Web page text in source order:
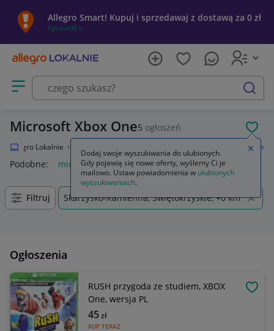
Allegro Smart! Kupuj i sprzedawaj z dostawą za 0 zł
Sprawdź »
Otwórz menu z kategoriami
szukaj
Microsoft Xbox One5 ogłoszeń
Allegro Lokalnie Microsoft Xbox One
Podobne: microsoft xbox one
Filtruj Skarżysko-Kamienna, Świętokrzyskie, +0 km
Ogłoszenia
RUSH przygoda ze studiem, XBOX
One, wersja PL
KUP TERAZ
45zł
Dodaj swoje wyszukiwania do ulubionych.
Gdy pojawią się nowe oferty, wyślemy Ci je
mailowo. Ustaw powiadomienia w ulubionych
wyszukiwaniach.